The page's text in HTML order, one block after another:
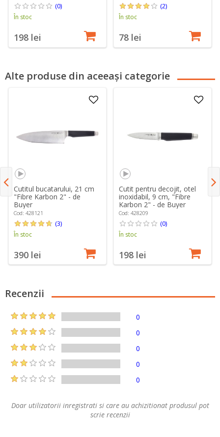
(0)
În stoc
198 lei
(2)
În stoc
78 lei
Alte produse din aceeași categorie
Cutitul bucatarului, 21 cm
"Fibre Karbon 2" - de
Buyer
Cod: 428121
(3)
În stoc
390 lei
Cutit pentru decojit, otel
inoxidabil, 9 cm, "Fibre
Karbon 2" - de Buyer
Cod: 428209
(0)
În stoc
198 lei
Recenzii
0
0
0
0
0
Doar utilizatorii inregistrati si care au achizitionat produsul pot
scrie recenzii